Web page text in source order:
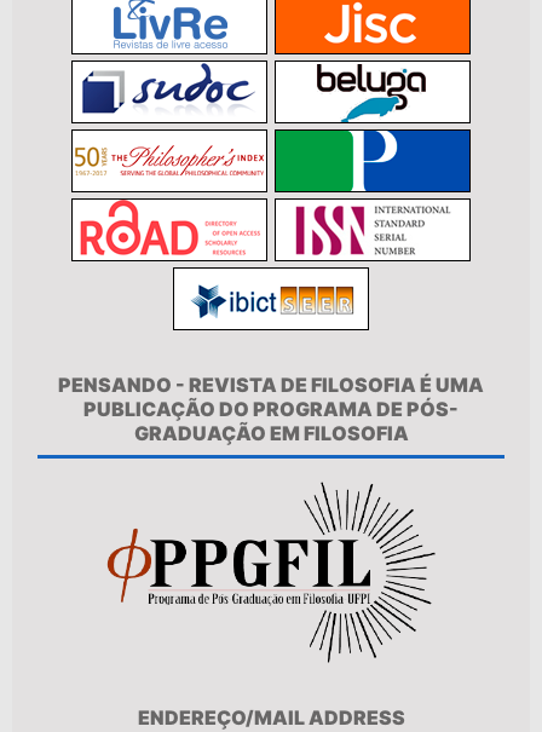
PENSANDO - REVISTA DE FILOSOFIA É UMA
PUBLICAÇÃO DO PROGRAMA DE PÓS-
GRADUAÇÃO EM FILOSOFIA
ENDEREÇO/MAIL ADDRESS